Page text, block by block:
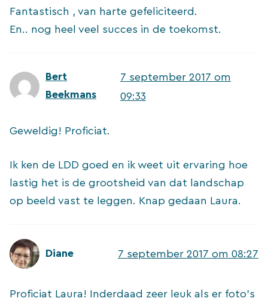
Fantastisch , van harte gefeliciteerd.
En.. nog heel veel succes in de toekomst.
Bert
Beekmans
7 september 2017 om
09:33
Geweldig! Proficiat.
Ik ken de LDD goed en ik weet uit ervaring hoe
lastig het is de grootsheid van dat landschap
op beeld vast te leggen. Knap gedaan Laura.
Diane 7 september 2017 om 08:27
Proficiat Laura! Inderdaad zeer leuk als er foto’s